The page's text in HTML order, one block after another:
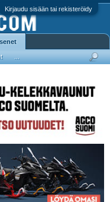
Kirjaudu sisään tai rekisteröidy